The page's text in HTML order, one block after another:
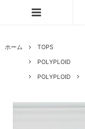
ホーム
TOPS
POLYPLOID
POLYPLOID